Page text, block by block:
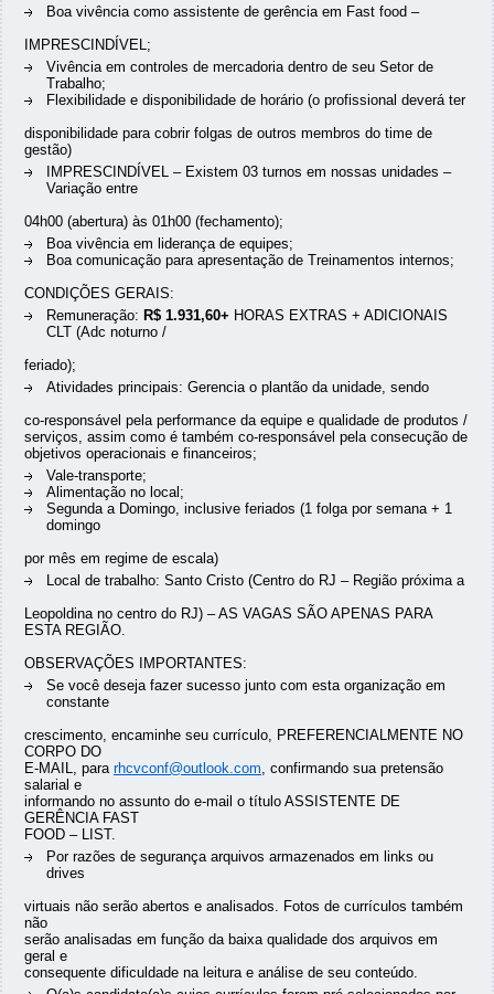
Boa vivência como assistente de gerência em Fast food –
IMPRESCINDÍVEL;
Vivência em controles de mercadoria dentro de seu Setor de
Trabalho;
Flexibilidade e disponibilidade de horário (o profissional deverá ter
disponibilidade para cobrir folgas de outros membros do time de
gestão)
IMPRESCINDÍVEL – Existem 03 turnos em nossas unidades –
Variação entre
04h00 (abertura) às 01h00 (fechamento);
Boa vivência em liderança de equipes;
Boa comunicação para apresentação de Treinamentos internos;
CONDIÇÕES GERAIS:
Remuneração: R$ 1.931,60+ HORAS EXTRAS + ADICIONAIS
CLT (Adc noturno /
feriado);
Atividades principais: Gerencia o plantão da unidade, sendo
co-responsável pela performance da equipe e qualidade de produtos /
serviços, assim como é também co-responsável pela consecução de
objetivos operacionais e financeiros;
Vale-transporte;
Alimentação no local;
Segunda a Domingo, inclusive feriados (1 folga por semana + 1
domingo
por mês em regime de escala)
Local de trabalho: Santo Cristo (Centro do RJ – Região próxima a
Leopoldina no centro do RJ) – AS VAGAS SÃO APENAS PARA
ESTA REGIÃO.
OBSERVAÇÕES IMPORTANTES:
Se você deseja fazer sucesso junto com esta organização em
constante
crescimento, encaminhe seu currículo, PREFERENCIALMENTE NO
CORPO DO
E-MAIL, para rhcvconf@outlook.com, confirmando sua pretensão
salarial e
informando no assunto do e-mail o título ASSISTENTE DE
GERÊNCIA FAST
FOOD – LIST.
Por razões de segurança arquivos armazenados em links ou
drives
virtuais não serão abertos e analisados. Fotos de currículos também
não
serão analisadas em função da baixa qualidade dos arquivos em
geral e
consequente dificuldade na leitura e análise de seu conteúdo.